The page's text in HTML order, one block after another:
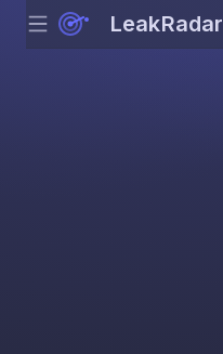
Menu LeakRadar